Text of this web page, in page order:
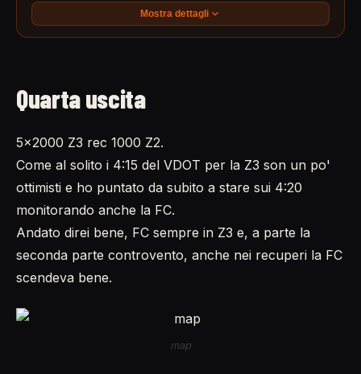
Mostra dettagli
Quarta uscita
5x2000 Z3 rec 1000 Z2.
Come al solito i 4:15 del VDOT per la Z3 son un po'
ottimisti e ho puntato da subito a stare sui 4:20
monitorando anche la FC.
Andato direi bene, FC sempre in Z3 e, a parte la
seconda parte controvento, anche nei recuperi la FC
scendeva bene.
map